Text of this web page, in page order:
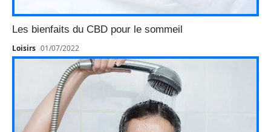
Les bienfaits du CBD pour le sommeil
Loisirs 01/07/2022